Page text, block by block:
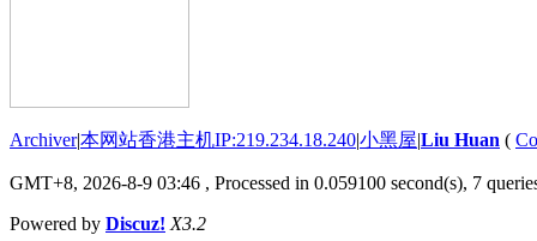
Archiver|本网站香港主机IP:219.234.18.240|小黑屋|Liu Huan (
GMT+8, 2026-8-9 03:46 , Processed in 0.059100 second(s), 7
Powered by Discuz! X3.2